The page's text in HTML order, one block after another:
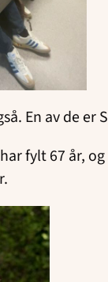
En av de er
fylt 67 år,